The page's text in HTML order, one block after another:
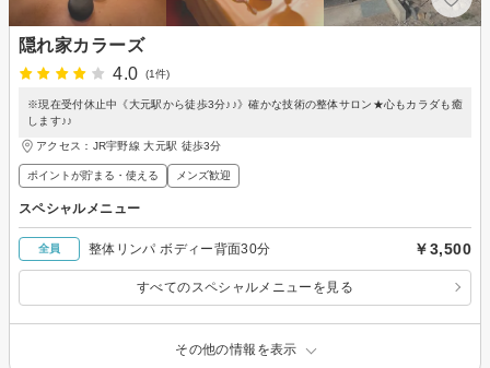
隠れ家カラーズ
4.0
(1件)
※現在受付休止中《大元駅から徒歩3分♪♪》確かな技術の整体サロン★心もカラダも癒
します♪♪
アクセス：JR宇野線 大元駅 徒歩3分
ポイントが貯まる・使える メンズ歓迎
スペシャルメニュー
全員 整体リンパ ボディー背面30分 ￥3,500
すべてのスペシャルメニューを見る
その他の情報を表示